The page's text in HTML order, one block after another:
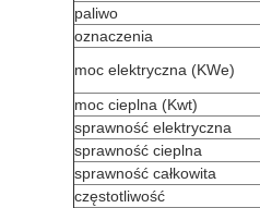
paliwo
oznaczenia
moc elektryczna (KWe)
moc cieplna (Kwt)
sprawność elektryczna
sprawność cieplna
sprawność całkowita
częstotliwość